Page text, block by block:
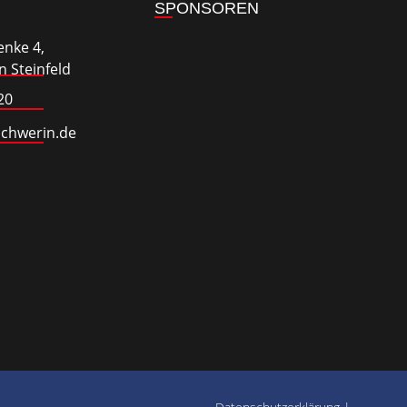
4,
Steinfeld
SPONSOREN